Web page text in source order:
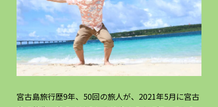
宮古島旅行歴9年、50回の旅人が、2021年5月に宮古